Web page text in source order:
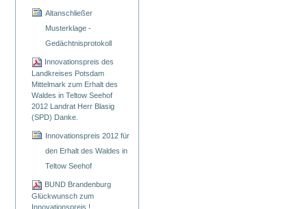
Altanschließer
Musterklage -
Gedächtnisprotokoll
Innovationspreis des
Landkreises Potsdam
Mittelmark zum Erhalt des
Waldes in Teltow Seehof
2012 Landrat Herr Blasig
(SPD) Danke.
Innovationspreis 2012 für
den Erhalt des Waldes in
Teltow Seehof
BUND Brandenburg
Glückwunsch zum
Innovationspreis !